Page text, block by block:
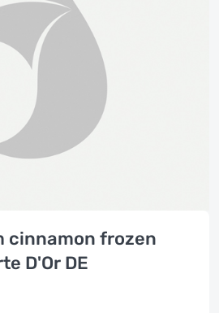
cinnamon frozen
D'Or DE